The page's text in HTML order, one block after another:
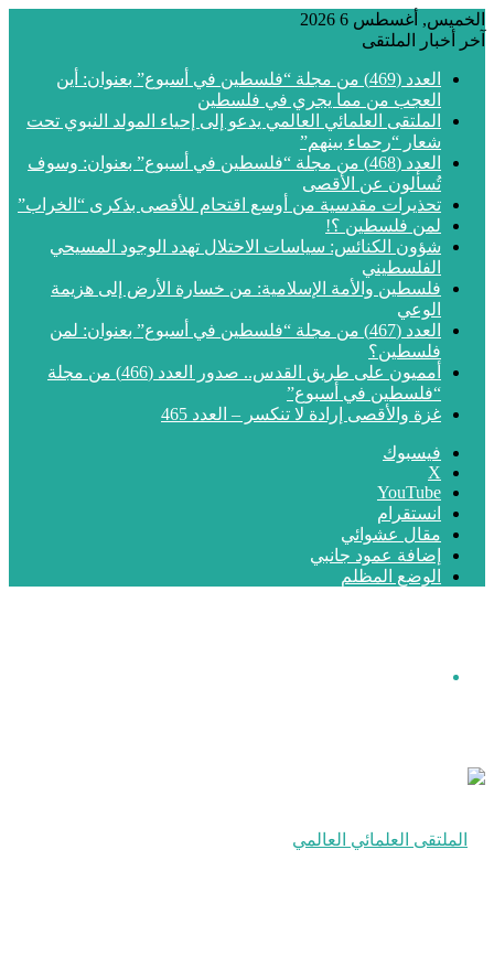
الخميس, أغسطس 6 2026
آخر أخبار الملتقى
العدد (469) من مجلة “فلسطين في أسبوع” بعنوان: أين
العجب من مما يجري في فلسطين
الملتقى العلمائي العالمي يدعو إلى إحياء المولد النبوي تحت
شعار “رحماء بينهم”
العدد (468) من مجلة “فلسطين في أسبوع” بعنوان: وسوف
تُسألون عن الأقصى
تحذيرات مقدسية من أوسع اقتحام للأقصى بذكرى “الخراب”
لمن فلسطين ؟!
شؤون الكنائس: سياسات الاحتلال تهدد الوجود المسيحي
الفلسطيني
فلسطين والأمة الإسلامية: من خسارة الأرض إلى هزيمة
الوعي
العدد (467) من مجلة “فلسطين في أسبوع” بعنوان: لمن
فلسطين؟
أمميون على طريق القدس.. صدور العدد (466) من مجلة
“فلسطين في أسبوع”
غزة والأقصى إرادة لا تنكسر – العدد 465
فيسبوك
‫X
‫YouTube
انستقرام
مقال عشوائي
إضافة عمود جانبي
الوضع المظلم